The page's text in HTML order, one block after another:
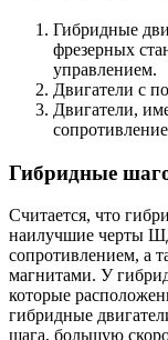
Гибридные
фрезерных
управлением.
Двигатели с
Двигатели,
Гибридные
Считается, что
наилучшие черты
сопротивлением, а
магнитами. У
которые
гибридные
шага, большую